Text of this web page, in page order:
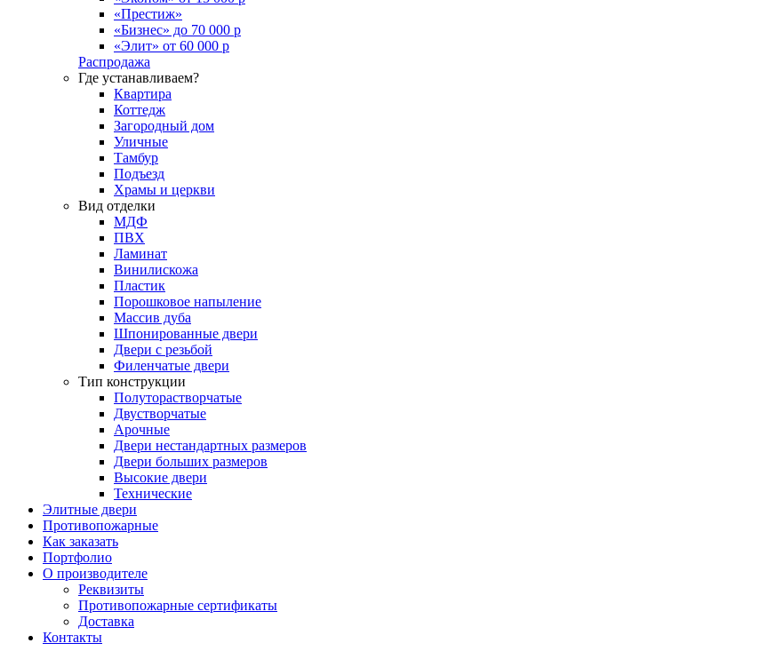
«Престиж»
«Бизнес» до 70 000 р
«Элит» от 60 000 р
Распродажа
Где устанавливаем?
Квартира
Коттедж
Загородный дом
Уличные
Тамбур
Подъезд
Храмы и церкви
Вид отделки
МДФ
ПВХ
Ламинат
Винилискожа
Пластик
Порошковое напыление
Массив дуба
Шпонированные двери
Двери с резьбой
Филенчатые двери
Тип конструкции
Полуторастворчатые
Двустворчатые
Арочные
Двери нестандартных размеров
Двери больших размеров
Высокие двери
Технические
Элитные двери
Противопожарные
Как заказать
Портфолио
О производителе
Реквизиты
Противопожарные сертификаты
Доставка
Контакты